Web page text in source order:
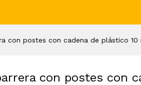
con postes con cadena de plástico 10
con postes con